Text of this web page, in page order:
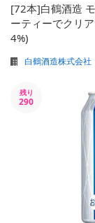
[72本]白鶴酒造
ーティーでクリ
4%)
白鶴酒造株式会社
残り
290